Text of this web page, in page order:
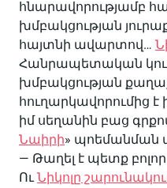
հնարավորությամբ
խմբակցության
հայտնի ավարտով…
Հանրապետական
խմբակցության
հուղարկավորումից է
իմ սեղանին բաց
Նաիրի» պոեմանման
— Թաղել է պետք բոլոր
ՈւՆիկոլը